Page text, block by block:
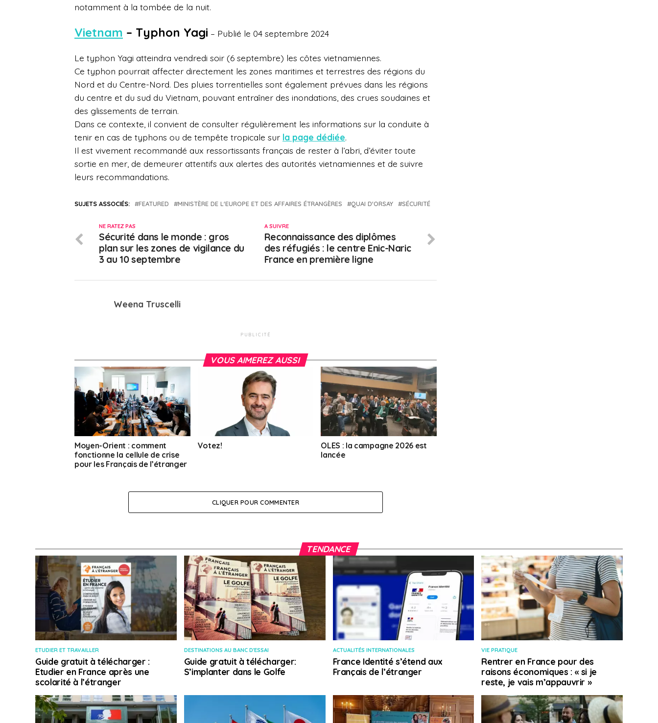
notamment à la tombée de la nuit.
Vietnam – Typhon Yagi – Publié le 04 septembre 2024
Le typhon Yagi atteindra vendredi soir (6 septembre) les côtes vietnamiennes.
Ce typhon pourrait affecter directement les zones maritimes et terrestres des régions du
Nord et du Centre-Nord. Des pluies torrentielles sont également prévues dans les régions
du centre et du sud du Vietnam, pouvant entraîner des inondations, des crues soudaines et
des glissements de terrain.
Dans ce contexte, il convient de consulter régulièrement les informations sur la conduite à
tenir en cas de typhons ou de tempête tropicale sur la page dédiée.
Il est vivement recommandé aux ressortissants français de rester à l’abri, d’éviter toute
sortie en mer, de demeurer attentifs aux alertes des autorités vietnamiennes et de suivre
leurs recommandations.
SUJETS ASSOCIÉS: FEATURED MINISTÈRE DE L'EUROPE ET DES AFFAIRES ÉTRANGÈRES QUAI D'ORSAY SÉCURITÉ
A SUIVRE
Reconnaissance des diplômes
des réfugiés : le centre Enic-Naric
France en première ligne
NE RATEZ PAS
Sécurité dans le monde : gros
plan sur les zones de vigilance du
3 au 10 septembre
Weena Truscelli
PUBLICITÉ
VOUS AIMEREZ AUSSI
Moyen-Orient : comment
fonctionne la cellule de crise
pour les Français de l’étranger
Votez!
OLES : la campagne 2026 est
lancée
CLIQUER POUR COMMENTER
TENDANCE
ETUDIER ET TRAVAILLER
Guide gratuit à télécharger :
Etudier en France après une
scolarité à l’étranger
DESTINATIONS AU BANC D'ESSAI
Guide gratuit à télécharger:
S’implanter dans le Golfe
ACTUALITÉS INTERNATIONALES
France Identité s’étend aux
Français de l’étranger
VIE PRATIQUE
Rentrer en France pour des
raisons économiques : « si je
reste, je vais m’appauvrir »